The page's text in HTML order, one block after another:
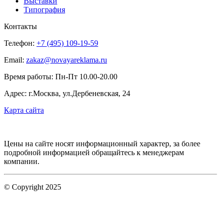
Типография
Контакты
Телефон: +7 (495) 109-19-59
Email: zakaz@novayareklama.ru
Время работы: Пн-Пт 10.00-20.00
Адрес: г.Москва, ул.Дербеневская, 24
Карта сайта
Цены на сайте носят информационный характер, за более
подробной информацией обращайтесь к менеджерам
компании.
© Copyright 2025